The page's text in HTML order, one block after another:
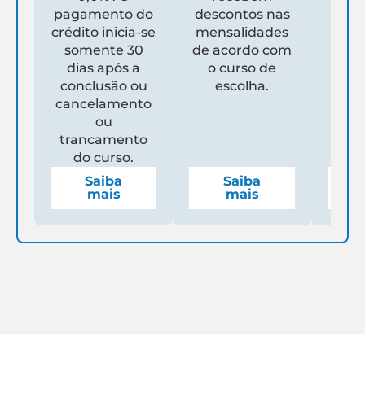
pagamento do
crédito inicia-se
somente 30
dias após a
conclusão ou
cancelamento
ou
trancamento
do curso.
Saiba
mais
descontos nas
mensalidades
de acordo com
o curso de
escolha.
Saiba
mais